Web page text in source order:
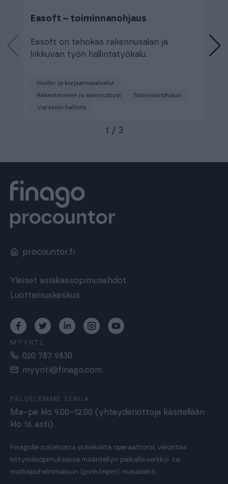
Easoft – toiminnanohjaus
Easoft on tehokas rakennusalan ja
liikkuvan työn hallintatyökalu.
Huolto- ja korjaamopalvelut
Rakentaminen ja asennustyöt Toiminnanohjaus
Varaston hallinta
1 / 3
procountor.fi
Yleiset asiakassopimusehdot
Luottamuskeskus
MYYNTI
020 787 9830
myynti@finago.com
PALVELEMME SINUA
Ma–pe klo 9.00–12.00 (yhteydenottoja käsitellään
klo 16 asti)
Finagolle soitetuista puheluista operaattorisi veloittaa
liittymäsopimuksessa määritellyn paikallisverkko- tai
matkapuhelinmaksun (pvm/mpm) mukaisesti.